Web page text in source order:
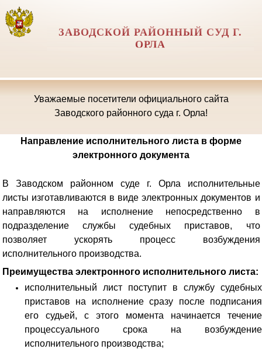
ЗАВОДСКОЙ РАЙОННЫЙ СУД Г.
ОРЛА
Уважаемые посетители официального сайта
Заводского районного суда г. Орла!
Направление исполнительного листа в форме
электронного документа
В Заводском районном суде г. Орла исполнительные
листы изготавливаются в виде электронных документов и
направляются на исполнение непосредственно в
подразделение службы судебных приставов, что
позволяет ускорять процесс возбуждения
исполнительного производства.
Преимущества электронного исполнительного листа:
исполнительный лист поступит в службу судебных
приставов на исполнение сразу после подписания
его судьей, с этого момента начинается течение
процессуального срока на возбуждение
исполнительного производства;